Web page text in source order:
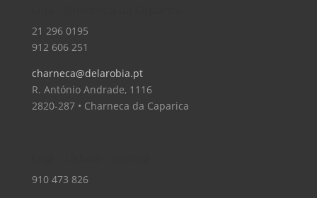
21 296 0195
912 606 251
charneca@delarobia.pt
R. António Andrade, 1116
2820-287 • Charneca da Caparica
910 473 826